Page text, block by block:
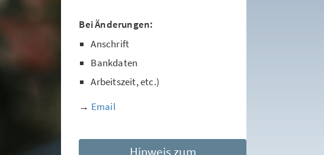
Bei Änderungen:
Anschrift
Bankdaten
Arbeitszeit, etc.)
→ Email
Hinweis zum